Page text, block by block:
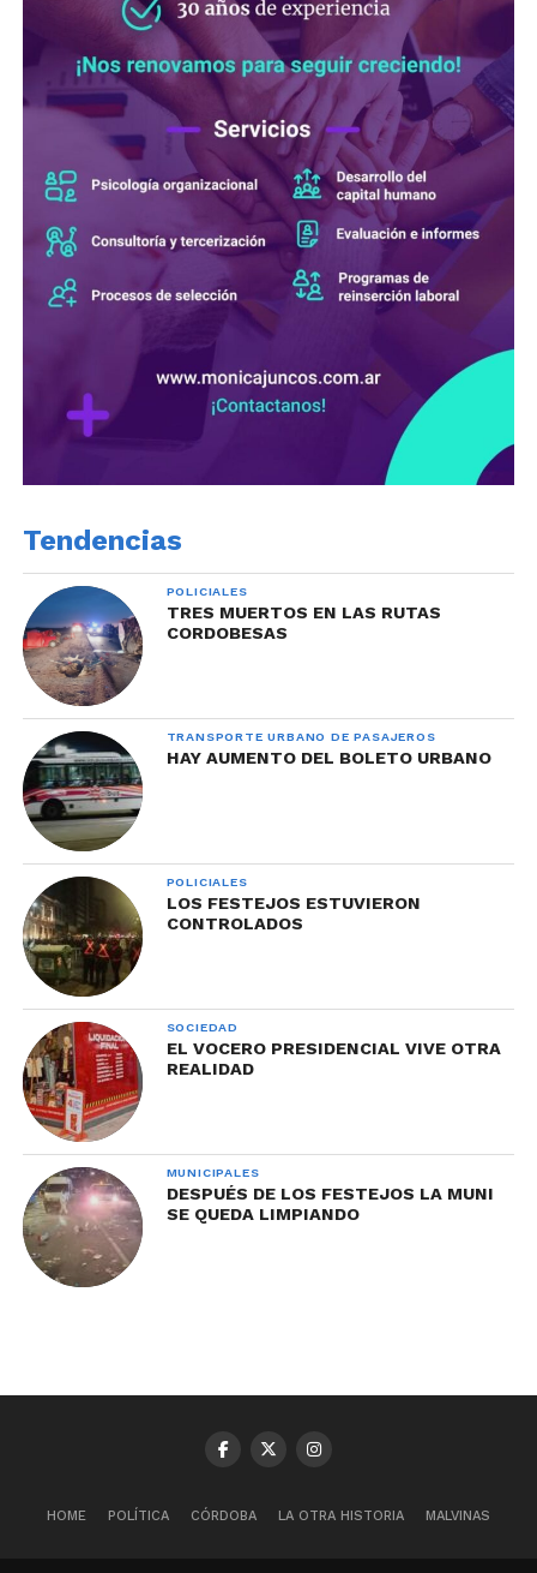
Tendencias
POLICIALES
TRES MUERTOS EN LAS RUTAS
CORDOBESAS
TRANSPORTE URBANO DE PASAJEROS
HAY AUMENTO DEL BOLETO URBANO
POLICIALES
LOS FESTEJOS ESTUVIERON
CONTROLADOS
SOCIEDAD
EL VOCERO PRESIDENCIAL VIVE OTRA
REALIDAD
MUNICIPALES
DESPUÉS DE LOS FESTEJOS LA MUNI
SE QUEDA LIMPIANDO
HOME POLÍTICA CÓRDOBA LA OTRA HISTORIA MALVINAS